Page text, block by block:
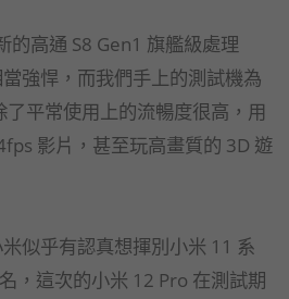
的高通 S8 Gen1 旗艦級處理
強悍，而我們手上的測試機為
平常使用上的流暢度很高，用
影片，甚至玩高畫質的 3D 遊
似乎有認真想揮別小米 11 系
，這次的小米 12 Pro 在測試期